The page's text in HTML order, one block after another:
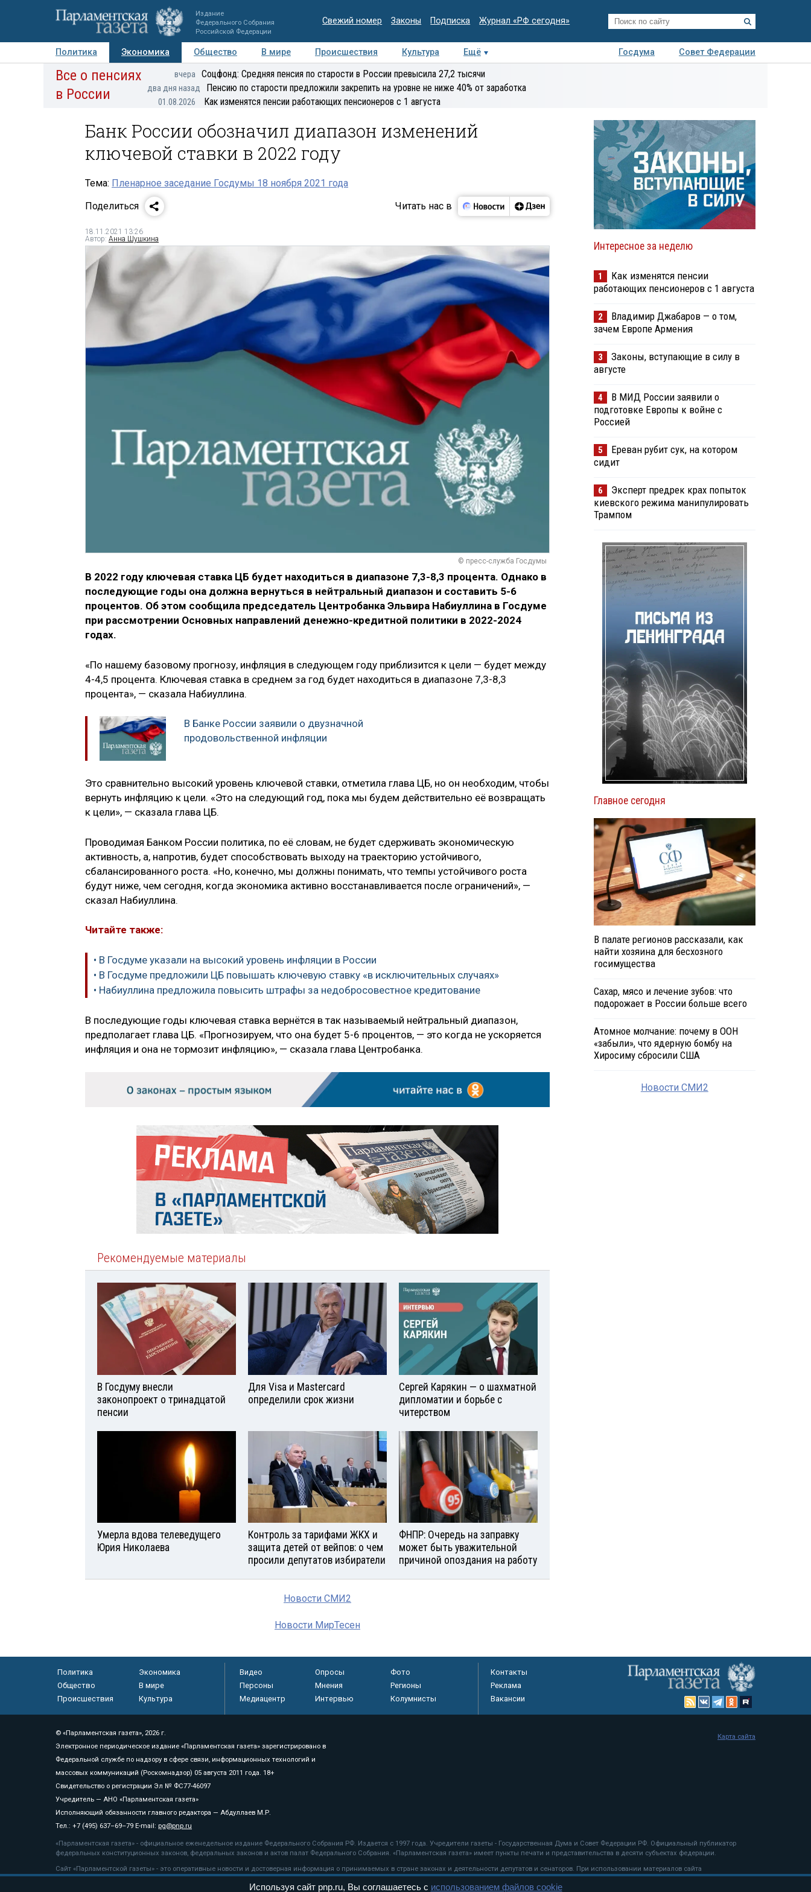
Издание
Федерального Собрания
Российской Федерации
Свежий номер Законы Подписка Журнал «РФ сегодня»
Политика Экономика Общество В мире Происшествия Культура Ещё Госдума
Совет Федерации
Авторы Персоны Мнения Регионы Медиацентр Интервью Колумнисты
экспертиза
Все о пенсиях
в России
вчера Соцфонд: Средняя пенсия по старости в России превысила 27,2 тысячи
два дня назад Пенсию по старости предложили закрепить на уровне не ниже 40% от заработка
01.08.2026 Как изменятся пенсии работающих пенсионеров с 1 августа
Банк России обозначил диапазон изменений
ключевой ставки в 2022 году
Тема: Пленарное заседание Госдумы 18 ноября 2021 года
Поделиться
Читать нас в
18.11.2021 13:26
Автор: Анна Шушкина
© пресс-служба Госдумы
В 2022 году ключевая ставка ЦБ будет находиться в диапазоне 7,3-8,3 процента. Однако в
последующие годы она должна вернуться в нейтральный диапазон и составить 5-6
процентов. Об этом сообщила председатель Центробанка Эльвира Набиуллина в Госдуме
при рассмотрении Основных направлений денежно-кредитной политики в 2022-2024
годах.
«По нашему базовому прогнозу, инфляция в следующем году приблизится к цели — будет между
4-4,5 процента. Ключевая ставка в среднем за год будет находиться в диапазоне 7,3-8,3
процента», — сказала Набиуллина.
В Банке России заявили о двузначной
продовольственной инфляции
Это сравнительно высокий уровень ключевой ставки, отметила глава ЦБ, но он необходим, чтобы
вернуть инфляцию к цели. «Это на следующий год, пока мы будем действительно её возвращать
к цели», — сказала глава ЦБ.
Проводимая Банком России политика, по её словам, не будет сдерживать экономическую
активность, а, напротив, будет способствовать выходу на траекторию устойчивого,
сбалансированного роста. «Но, конечно, мы должны понимать, что темпы устойчивого роста
будут ниже, чем сегодня, когда экономика активно восстанавливается после ограничений», —
сказал Набиуллина.
Читайте также:
• В Госдуме указали на высокий уровень инфляции в России
• В Госдуме предложили ЦБ повышать ключевую ставку «в исключительных случаях»
• Набиуллина предложила повысить штрафы за недобросовестное кредитование
В последующие годы ключевая ставка вернётся в так называемый нейтральный диапазон,
предполагает глава ЦБ. «Прогнозируем, что она будет 5-6 процентов, — это когда не ускоряется
инфляция и она не тормозит инфляцию», — сказала глава Центробанка.
Рекомендуемые материалы
В Госдуму внесли
законопроект о тринадцатой
пенсии
Для Visа и Mastercard
определили срок жизни
Сергей Карякин — о шахматной
дипломатии и борьбе с
читерством
Умерла вдова телеведущего
Юрия Николаева
Контроль за тарифами ЖКХ и
защита детей от вейпов: о чем
просили депутатов избиратели
ФНПР: Очередь на заправку
может быть уважительной
причиной опоздания на работу
Новости СМИ2
Новости МирТесен
Интересное за неделю
1
Как изменятся пенсии
работающих пенсионеров с 1 августа
2
Владимир Джабаров — о том,
зачем Европе Армения
3
Законы, вступающие в силу в
августе
4
В МИД России заявили о
подготовке Европы к войне с
Россией
5
Ереван рубит сук, на котором
сидит
6
Эксперт предрек крах попыток
киевского режима манипулировать
Трампом
Главное сегодня
В палате регионов рассказали, как
найти хозяина для бесхозного
госимущества
Сахар, мясо и лечение зубов: что
подорожает в России больше всего
Атомное молчание: почему в ООН
«забыли», что ядерную бомбу на
Хиросиму сбросили США
Новости СМИ2
Политика
Экономика
Общество
В мире
Происшествия
Культура
Видео Опросы
Фото
Персоны
Мнения
Регионы
Медиацентр
Интервью Колумнисты
Контакты
Реклама
Вакансии
© «Парламентская газета», 2026 г.
Электронное периодическое издание «Парламентская газета» зарегистрировано в
Федеральной службе по надзору в сфере связи, информационных технологий и
массовых коммуникаций (Роскомнадзор) 05 августа 2011 года. 18+
Свидетельство о регистрации Эл № ФС77-46097
Учредитель — АНО «Парламентская газета»
Исполняющий обязанности главного редактора — Абдуллаев М.Р.
Тел.: +7 (495) 637–69–79 E-mail: pg@pnp.ru
«Парламентская газета» - официальное еженедельное издание Федерального Собрания РФ. Издается с 1997 года. Учредители газеты - Государственная Дума и Совет Федерации РФ. Официальный публикатор
федеральных конституционных законов, федеральных законов и актов палат Федерального Собрания. «Парламентская газета» имеет пункты печати и представительства в десяти субъектах федерации.
Сайт «Парламентской газеты» - это оперативные новости и достоверная информация о принимаемых в стране законах и деятельности депутатов и сенаторов. При использовании материалов сайта
«Парламентской газеты» активная ссылка на pnp.ru обязательна.
Карта сайта
Используя сайт pnp.ru, Вы соглашаетесь с использованием файлов cookie